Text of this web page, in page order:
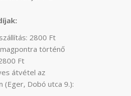
2800 Ft
történő
Ft
átvétel az
(Eger, Dobó utca 9.):